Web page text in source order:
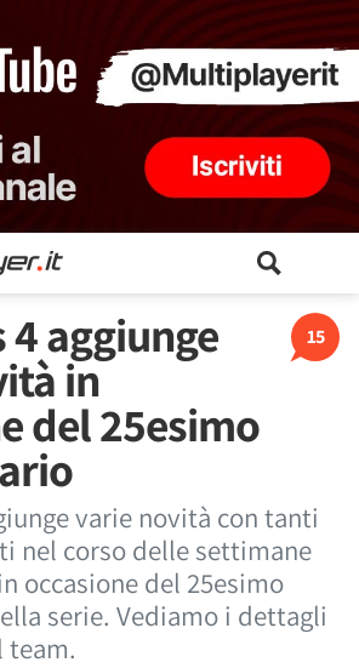
15
4 aggiunge
in
del 25esimo
varie novità con tanti
nel corso delle settimane
occasione del 25esimo
serie. Vediamo i dettagli
team.